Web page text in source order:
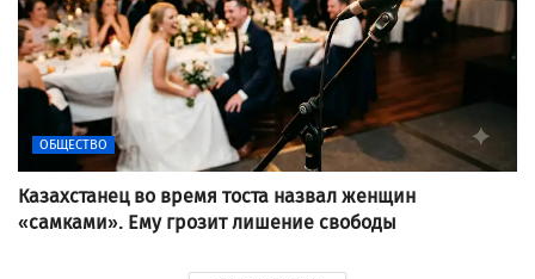
ОБЩЕСТВО
Казахстанец во время тоста назвал женщин
«самками». Ему грозит лишение свободы